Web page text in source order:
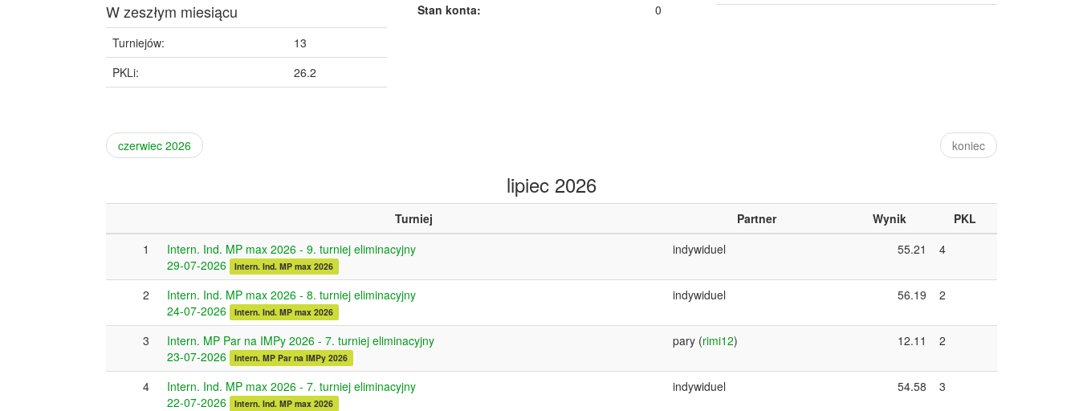
W zeszłym miesiącu
Turniejów:
13
PKLi:
26.2
Stan konta:
0
koniec
czerwiec 2026
lipiec 2026
Turniej Partner Wynik
PKL
1
Intern. Ind. MP max 2026 - 9. turniej eliminacyjny
29-07-2026
Intern. Ind. MP max 2026
indywiduel 55.21 4
2
Intern. Ind. MP max 2026 - 8. turniej eliminacyjny
24-07-2026
Intern. Ind. MP max 2026
indywiduel 56.19 2
3
Intern. MP Par na IMPy 2026 - 7. turniej eliminacyjny
23-07-2026
Intern. MP Par na IMPy 2026
pary (rimi12) 12.11 2
4
Intern. Ind. MP max 2026 - 7. turniej eliminacyjny
22-07-2026
Intern. Ind. MP max 2026
indywiduel 54.58 3